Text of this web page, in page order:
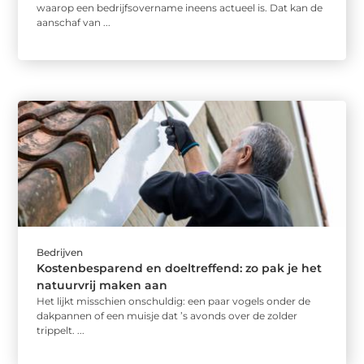
waarop een bedrijfsovername ineens actueel is. Dat kan de
aanschaf van ...
Bedrijven
Kostenbesparend en doeltreffend: zo pak je het
natuurvrij maken aan
Het lijkt misschien onschuldig: een paar vogels onder de
dakpannen of een muisje dat ’s avonds over de zolder
trippelt. ...